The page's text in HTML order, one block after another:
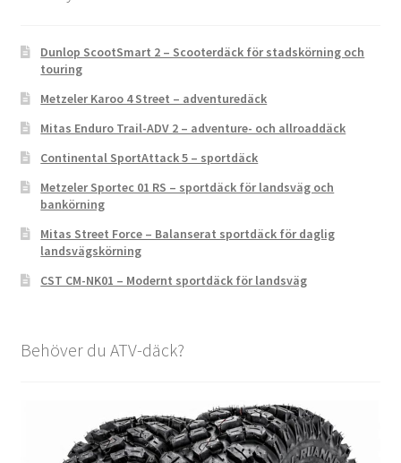
Dunlop ScootSmart 2 – Scooterdäck för stadskörning och
touring
Metzeler Karoo 4 Street – adventuredäck
Mitas Enduro Trail-ADV 2 – adventure- och allroaddäck
Continental SportAttack 5 – sportdäck
Metzeler Sportec 01 RS – sportdäck för landsväg och
bankörning
Mitas Street Force – Balanserat sportdäck för daglig
landsvägskörning
CST CM-NK01 – Modernt sportdäck för landsväg
Behöver du ATV-däck?